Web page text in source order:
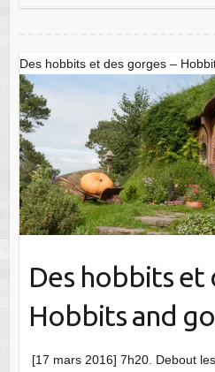
Des hobbits et des gorges –
Des hobbits et
Hobbits and
[17 mars 2016] 7h20. Debout